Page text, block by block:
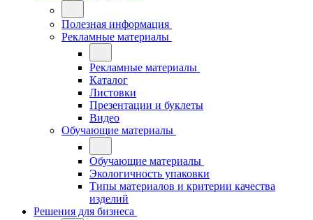
Полезная информация
Рекламные материалы
Рекламные материалы
Каталог
Листовки
Презентации и буклеты
Видео
Обучающие материалы
Обучающие материалы
Экологичность упаковки
Типы материалов и критерии качества
изделий
Решения для бизнеса